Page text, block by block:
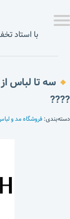
با استاد
سه تا لباس
????
دسته‌بندی:فروشگاه مد و